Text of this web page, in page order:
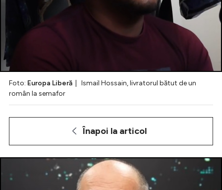
Foto: Europa Liberă | Ismail Hossain, livratorul bătut de un
român la semafor
Înapoi la articol